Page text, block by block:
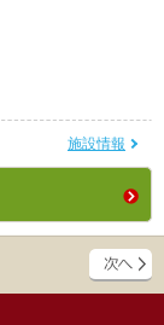
施設情報